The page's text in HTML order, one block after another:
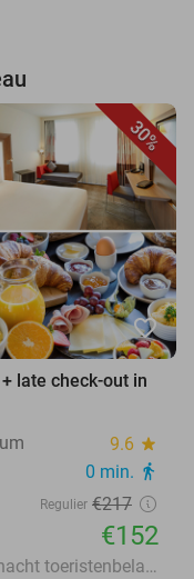
30%
favorite_border
late check-out in
9.6 star
0 min. directions_walk
Regulier €217
€152
Excl. ca. €7,75 per kamer per nacht toeristenbelasting